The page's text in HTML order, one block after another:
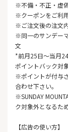
※不備・不正・虚
※クーポンをご利
※ご注文後の注文
※同一のサンデー
文
*前月25日～当月
ポイントバック対
※ポイントが付与
合わせ下さい。
※SUNDAY
ク対象外となるた
【広告の使い方】